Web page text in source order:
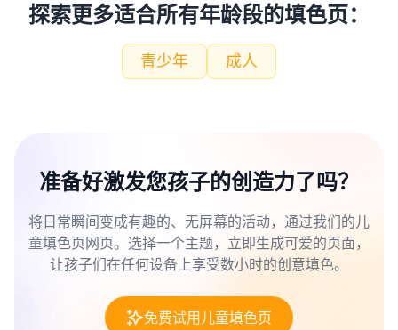
探索更多适合所有年龄段的填色页：
青少年 成人
准备好激发您孩子的创造力了吗？
将日常瞬间变成有趣的、无屏幕的活动，通过我们的儿
童填色页网页。选择一个主题，立即生成可爱的页面，
让孩子们在任何设备上享受数小时的创意填色。
免费试用儿童填色页